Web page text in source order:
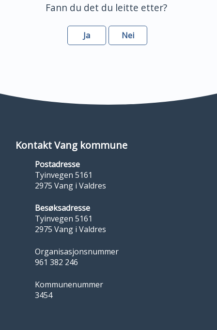
Fann du det du leitte etter?
Ja Nei
Kontakt Vang kommune
Postadresse
Tyinvegen 5161
2975 Vang i Valdres
Besøksadresse
Tyinvegen 5161
2975 Vang i Valdres
Organisasjonsnummer
961 382 246
Kommunenummer
3454